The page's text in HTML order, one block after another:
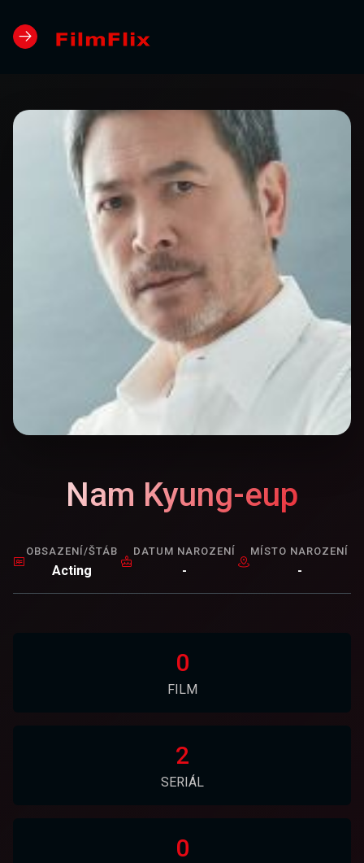
Nam Kyung-eup
OBSAZENÍ/ŠTÁB
Acting
DATUM NAROZENÍ
-
MÍSTO NAROZENÍ
-
0
FILM
2
SERIÁL
0